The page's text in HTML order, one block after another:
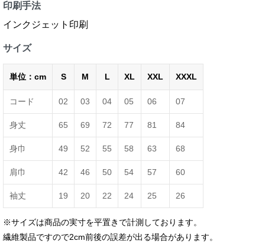
印刷手法
インクジェット印刷
サイズ
単位：cm S M L XL XXL XXXL
コード 02 03 04 05 06 07
身丈 65 69 72 77 81 84
身巾 49 52 55 58 63 68
肩巾 42 46 50 54 57 60
袖丈 19 20 22 24 25 26
※サイズは商品の実寸を平置きで計測しております。
繊維製品ですので2cm前後の誤差が出る場合があります。